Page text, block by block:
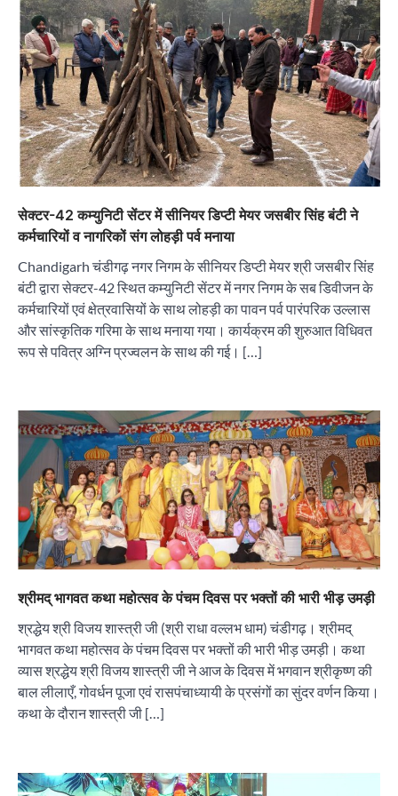
सेक्टर-42 कम्युनिटी सेंटर में सीनियर डिप्टी मेयर जसबीर सिंह बंटी ने
कर्मचारियों व नागरिकों संग लोहड़ी पर्व मनाया
Chandigarh चंडीगढ़ नगर निगम के सीनियर डिप्टी मेयर श्री जसबीर सिंह
बंटी द्वारा सेक्टर-42 स्थित कम्युनिटी सेंटर में नगर निगम के सब डिवीजन के
कर्मचारियों एवं क्षेत्रवासियों के साथ लोहड़ी का पावन पर्व पारंपरिक उल्लास
और सांस्कृतिक गरिमा के साथ मनाया गया। कार्यक्रम की शुरुआत विधिवत
रूप से पवित्र अग्नि प्रज्वलन के साथ की गई। […]
श्रीमद् भागवत कथा महोत्सव के पंचम दिवस पर भक्तों की भारी भीड़ उमड़ी
श्रद्धेय श्री विजय शास्त्री जी (श्री राधा वल्लभ धाम) चंडीगढ़। श्रीमद्
भागवत कथा महोत्सव के पंचम दिवस पर भक्तों की भारी भीड़ उमड़ी। कथा
व्यास श्रद्धेय श्री विजय शास्त्री जी ने आज के दिवस में भगवान श्रीकृष्ण की
बाल लीलाएँ, गोवर्धन पूजा एवं रासपंचाध्यायी के प्रसंगों का सुंदर वर्णन किया।
कथा के दौरान शास्त्री जी […]